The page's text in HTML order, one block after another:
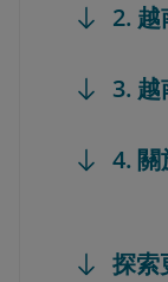
2.
3.
4.
探索